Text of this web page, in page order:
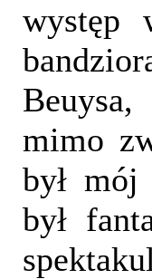
występ
mimo
był mój
był